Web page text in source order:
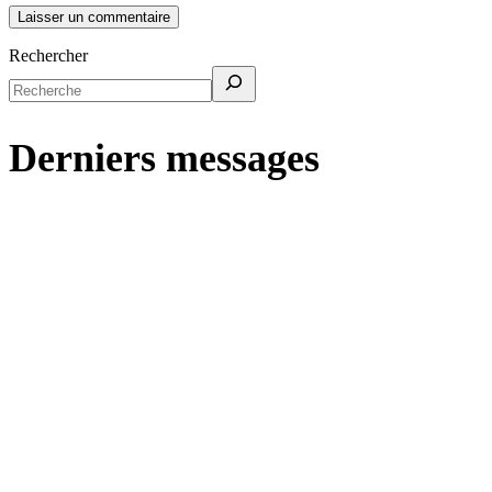
Rechercher
Derniers messages